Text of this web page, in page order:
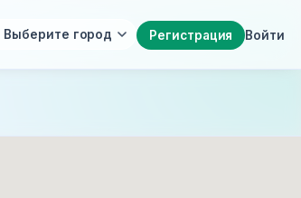
Регистрация Войти
Выберите город